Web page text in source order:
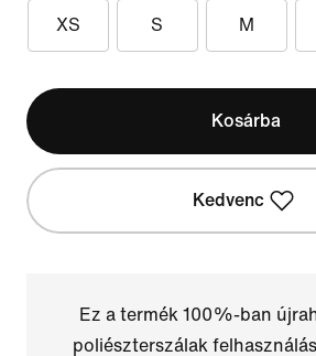
XS S M
Kosárba
Kedvenc
Ez a termék 100%-ban
poliészterszálak